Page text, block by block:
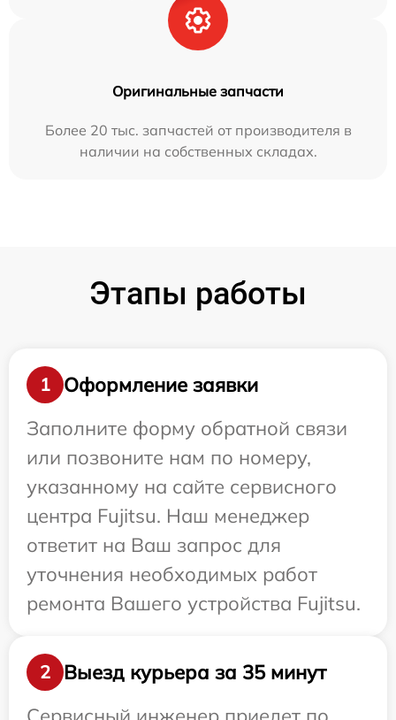
Оригинальные запчасти
Более 20 тыс. запчастей от производителя в
наличии на собственных складах.
Этапы работы
1
Оформление заявки
Заполните форму обратной связи
или позвоните нам по номеру,
указанному на сайте сервисного
центра Fujitsu. Наш менеджер
ответит на Ваш запрос для
уточнения необходимых работ
ремонта Вашего устройства Fujitsu.
2
Выезд курьера за 35 минут